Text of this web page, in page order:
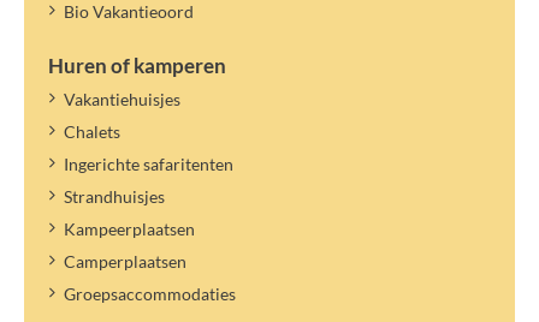
Bio Vakantieoord
Huren of kamperen
Vakantiehuisjes
Chalets
Ingerichte safaritenten
Strandhuisjes
Kampeerplaatsen
Camperplaatsen
Groepsaccommodaties